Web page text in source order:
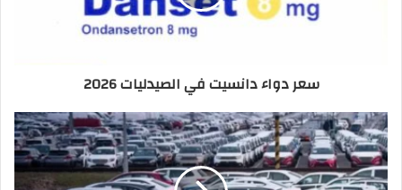
سعر دواء دانسيت في الصيدليات 2026